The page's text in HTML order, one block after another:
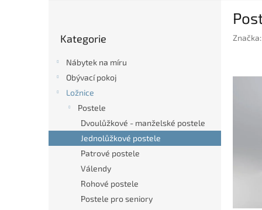
a
n
kategorie
Kategorie
Nábytek na míru
Obývací pokoj
Ložnice
Postele
Dvoulůžkové - manželské postele
Jednolůžkové postele
Patrové postele
Válendy
Rohové postele
Postele pro seniory
Značka: